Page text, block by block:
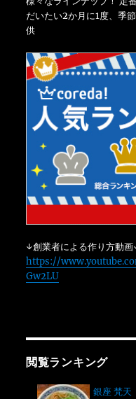
だいたい2か月に1度、季
供
↓創業者による作り方動
https://
Gw2LU
閲覧ランキング
銀座 梵天